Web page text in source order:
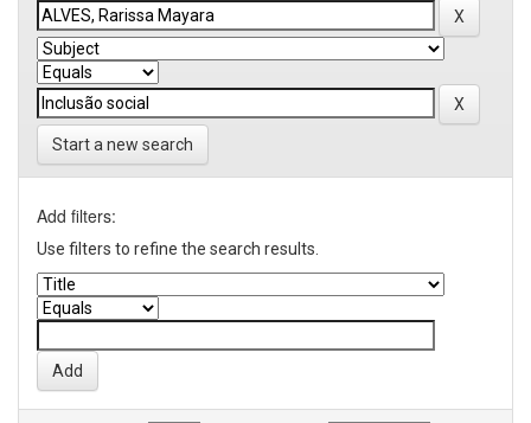
Start a new search
Add filters:
Use filters to refine the search results.